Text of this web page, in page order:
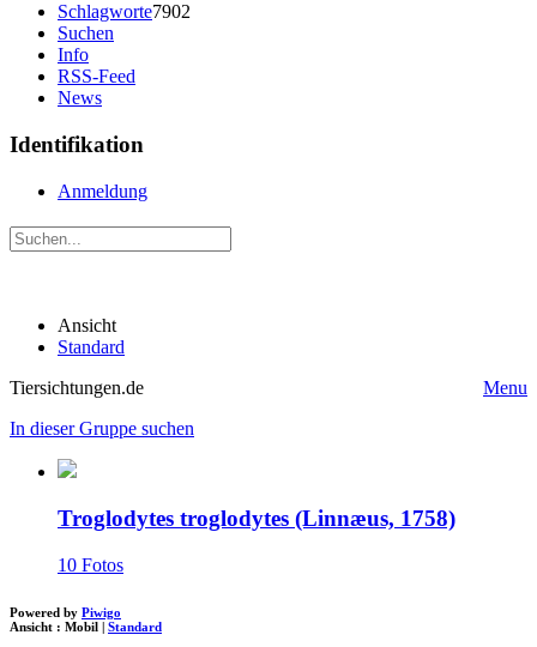
Schlagworte7902
Suchen
Info
RSS-Feed
News
Identifikation
Anmeldung
Ansicht
Standard
Tiersichtungen.de
Menu
In dieser Gruppe suchen
Troglodytes troglodytes (Linnæus, 1758)
10 Fotos
Powered by Piwigo
Ansicht : Mobil Standard